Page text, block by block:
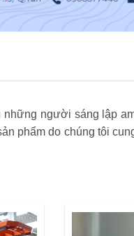
người sáng lập
phẩm do chúng tôi